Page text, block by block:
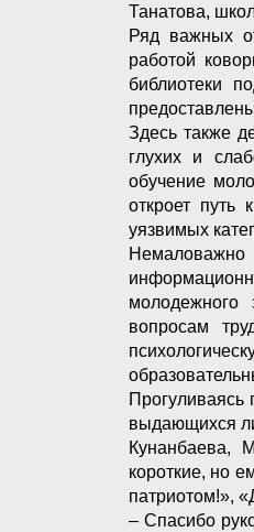
Танатова,
Ряд важных
работой
библиотеки
Здесь также
глухих и
обучение
откроет путь
уязвимых
Немаловажно
молодежного
вопросам
Прогуливаясь
выдающихся
Кунанбаева,
короткие, но
патриотом!»,
– Спасибо